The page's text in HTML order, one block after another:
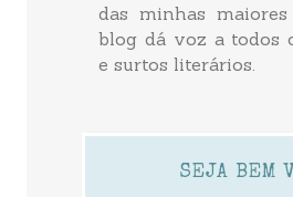
das minhas
blog dá voz a todos
e surtos literários.
SEJA BEM